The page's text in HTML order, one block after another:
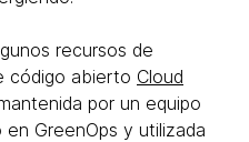
recursos de
código abierto Cloud
por un equipo
GreenOps y utilizada